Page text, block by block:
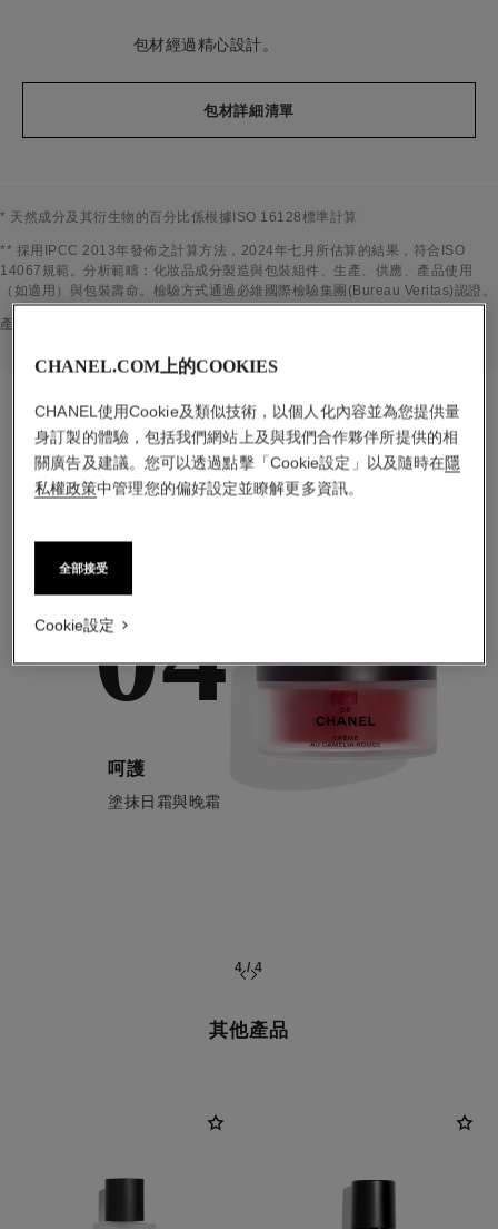
包材經過精心設計。
包材詳細清單
* 天然成分及其衍生物的百分比係根據ISO 16128標準計算
返回標題↩
** 採用IPCC 2013年發佈之計算方法，2024年七月所估算的結果，符合ISO
14067規範。分析範疇：化妝品成分製造與包裝組件、生產、供應、產品使用
（如適用）與包裝壽命。檢驗方式通過必維國際檢驗集團(Bureau Veritas)認證。
返回標題↩
產品內容物資訊係根據 2024年七月所蒐集並經驗證之資訊為基準。
重點保養程序
04
呵護
塗抹日霜與晚霜
4/4
其他產品
CHANEL.COM上的COOKIES
CHANEL使用Cookie及類似技術，以個人化內容並為您提供量
身訂製的體驗，包括我們網站上及與我們合作夥伴所提供的相
關廣告及建議。您可以透過點擊「Cookie設定」以及隨時在隱
私權政策中管理您的偏好設定並瞭解更多資訊。
全部接受
Cookie設定